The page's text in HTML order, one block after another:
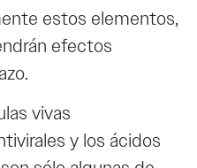
estos elementos,
efectos
vivas
y los ácidos